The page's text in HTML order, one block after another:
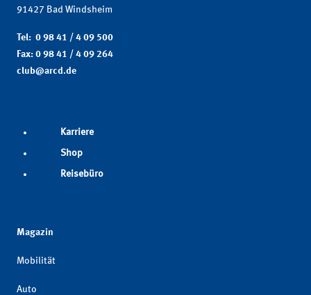
91427 Bad Windsheim
Tel: 0 98 41 / 4 09 500
Fax: 0 98 41 / 4 09 264
club@arcd.de
Karriere
Shop
Reisebüro
Magazin
Mobilität
Auto